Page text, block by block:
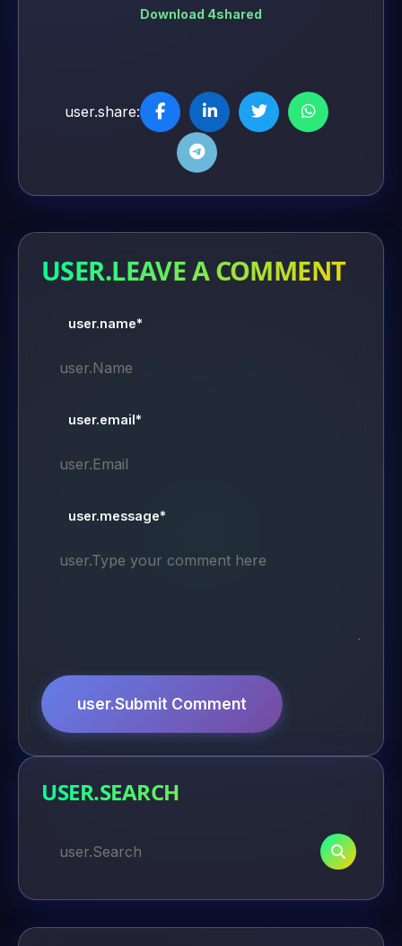
Download 4shared
user.share:
USER.LEAVE A COMMENT
user.name*
user.email*
user.message*
user.Submit Comment
USER.SEARCH